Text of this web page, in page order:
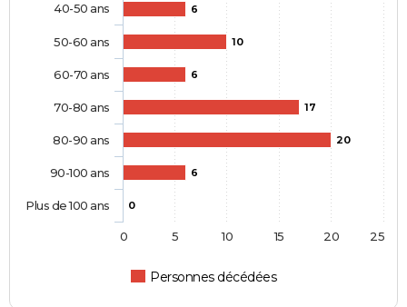
6
10
6
17
20
6
0
Personnes décédées
40-50 ans
50-60 ans
60-70 ans
70-80 ans
80-90 ans
90-100 ans
Plus de 100 ans
0 5 10 15 20 25